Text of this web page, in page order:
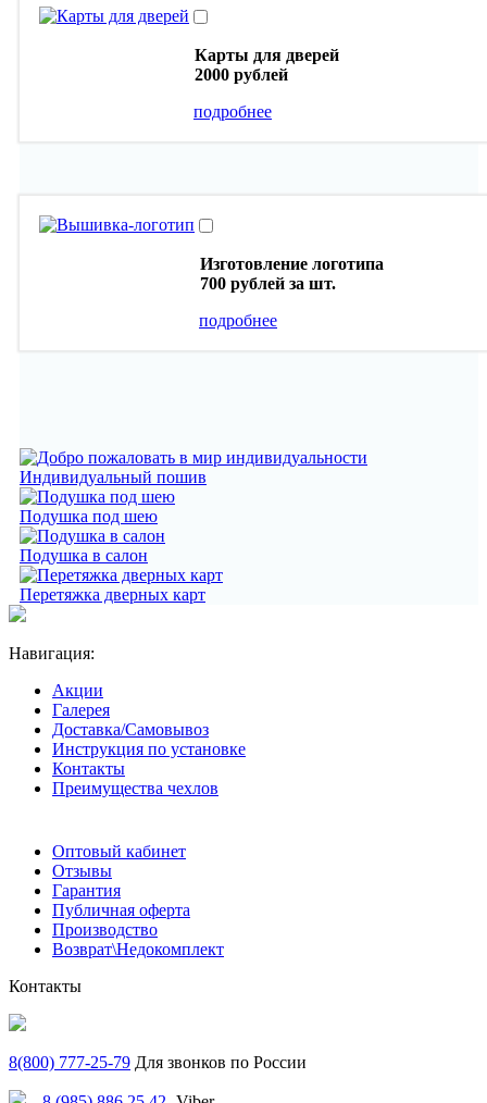
Карты для дверей
2000 рублей
подробнее
Изготовление логотипа
700 рублей за шт.
подробнее
Индивидуальный пошив
Подушка под шею
Подушка в салон
Перетяжка дверных карт
Навигация:
Акции
Галерея
Доставка/Самовывоз
Инструкция по установке
Контакты
Преимущества чехлов
Оптовый кабинет
Отзывы
Гарантия
Публичная оферта
Производство
Возврат\Недокомплект
Контакты
8(800) 777-25-79 Для звонков по России